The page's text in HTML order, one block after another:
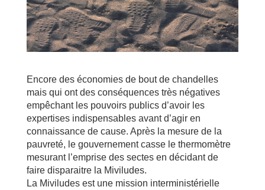
Encore des économies de bout de chandelles
mais qui ont des conséquences très négatives
empêchant les pouvoirs publics d’avoir les
expertises indispensables avant d’agir en
connaissance de cause. Après la mesure de la
pauvreté, le gouvernement casse le thermomètre
mesurant l’emprise des sectes en décidant de
faire disparaitre la Miviludes.
La Miviludes est une mission interministérielle